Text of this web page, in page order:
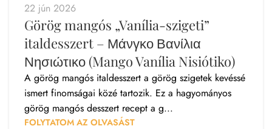
22 jún 2026
Görög mangós „Vanília-szigeti”
italdesszert – Μάνγκο Βανίλια
Νησιώτικο (Mango Vanília Nisiótiko)
A görög mangós italdesszert a görög szigetek kevéssé
ismert finomságai közé tartozik. Ez a hagyományos
görög mangós desszert recept a g...
FOLYTATOM AZ OLVASÁST